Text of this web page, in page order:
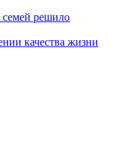
семей решило
качества жизни